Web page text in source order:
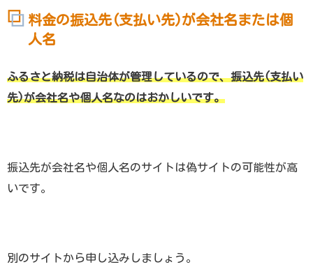
料金の振込先(支払い先)が会社名または個
人名
ふるさと納税は自治体が管理しているので、振込先(支払い
先)が会社名や個人名なのはおかしいです。
振込先が会社名や個人名のサイトは偽サイトの可能性が高
いです。
別のサイトから申し込みしましょう。